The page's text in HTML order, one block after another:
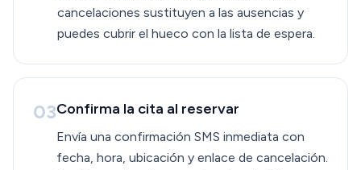
cancelaciones sustituyen a las ausencias y
puedes cubrir el hueco con la lista de espera.
03Confirma la cita al reservar
Envía una confirmación SMS inmediata con
fecha, hora, ubicación y enlace de cancelación.